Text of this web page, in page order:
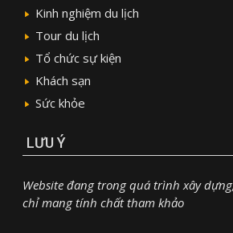
Kinh nghiệm du lịch
Tour du lịch
Tổ chức sự kiện
Khách sạn
Sức khỏe
LƯU Ý
Website đang trong quá trình xây
chỉ mang tính chất tham khảo